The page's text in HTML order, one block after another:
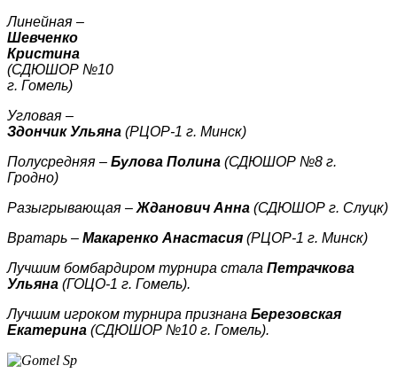
Линейная –
Шевченко
Кристина
(СДЮШОР №10
г. Гомель)
Угловая –
Здончик Ульяна (РЦОР-1 г. Минск)
Полусредняя – Булова Полина (СДЮШОР №8 г.
Гродно)
Разыгрывающая – Жданович Анна (СДЮШОР г. Слуцк)
Вратарь – Макаренко Анастасия (РЦОР-1 г. Минск)
Лучшим бомбардиром турнира стала Петрачкова
Ульяна (ГОЦО-1 г. Гомель).
Лучшим игроком турнира признана Березовская
Екатерина (СДЮШОР №10 г. Гомель).